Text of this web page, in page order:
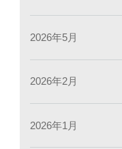
2026年5月
2026年2月
2026年1月